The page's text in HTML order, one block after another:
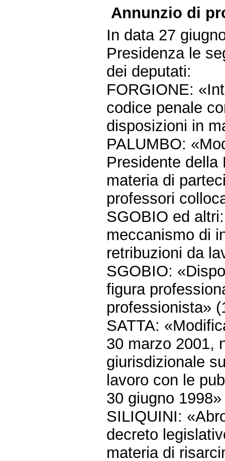
Annunzio di
In data 27
Presidenza le
dei deputati:
FORGIONE:
codice penale
disposizioni in
PALUMBO:
Presidente della
materia di
professori
SGOBIO ed
meccanismo di
retribuzioni da
SGOBIO:
figura
professionista»
SATTA:
30 marzo 2001,
giurisdizionale
lavoro con le
30 giugno
SILIQUINI:
decreto
materia di